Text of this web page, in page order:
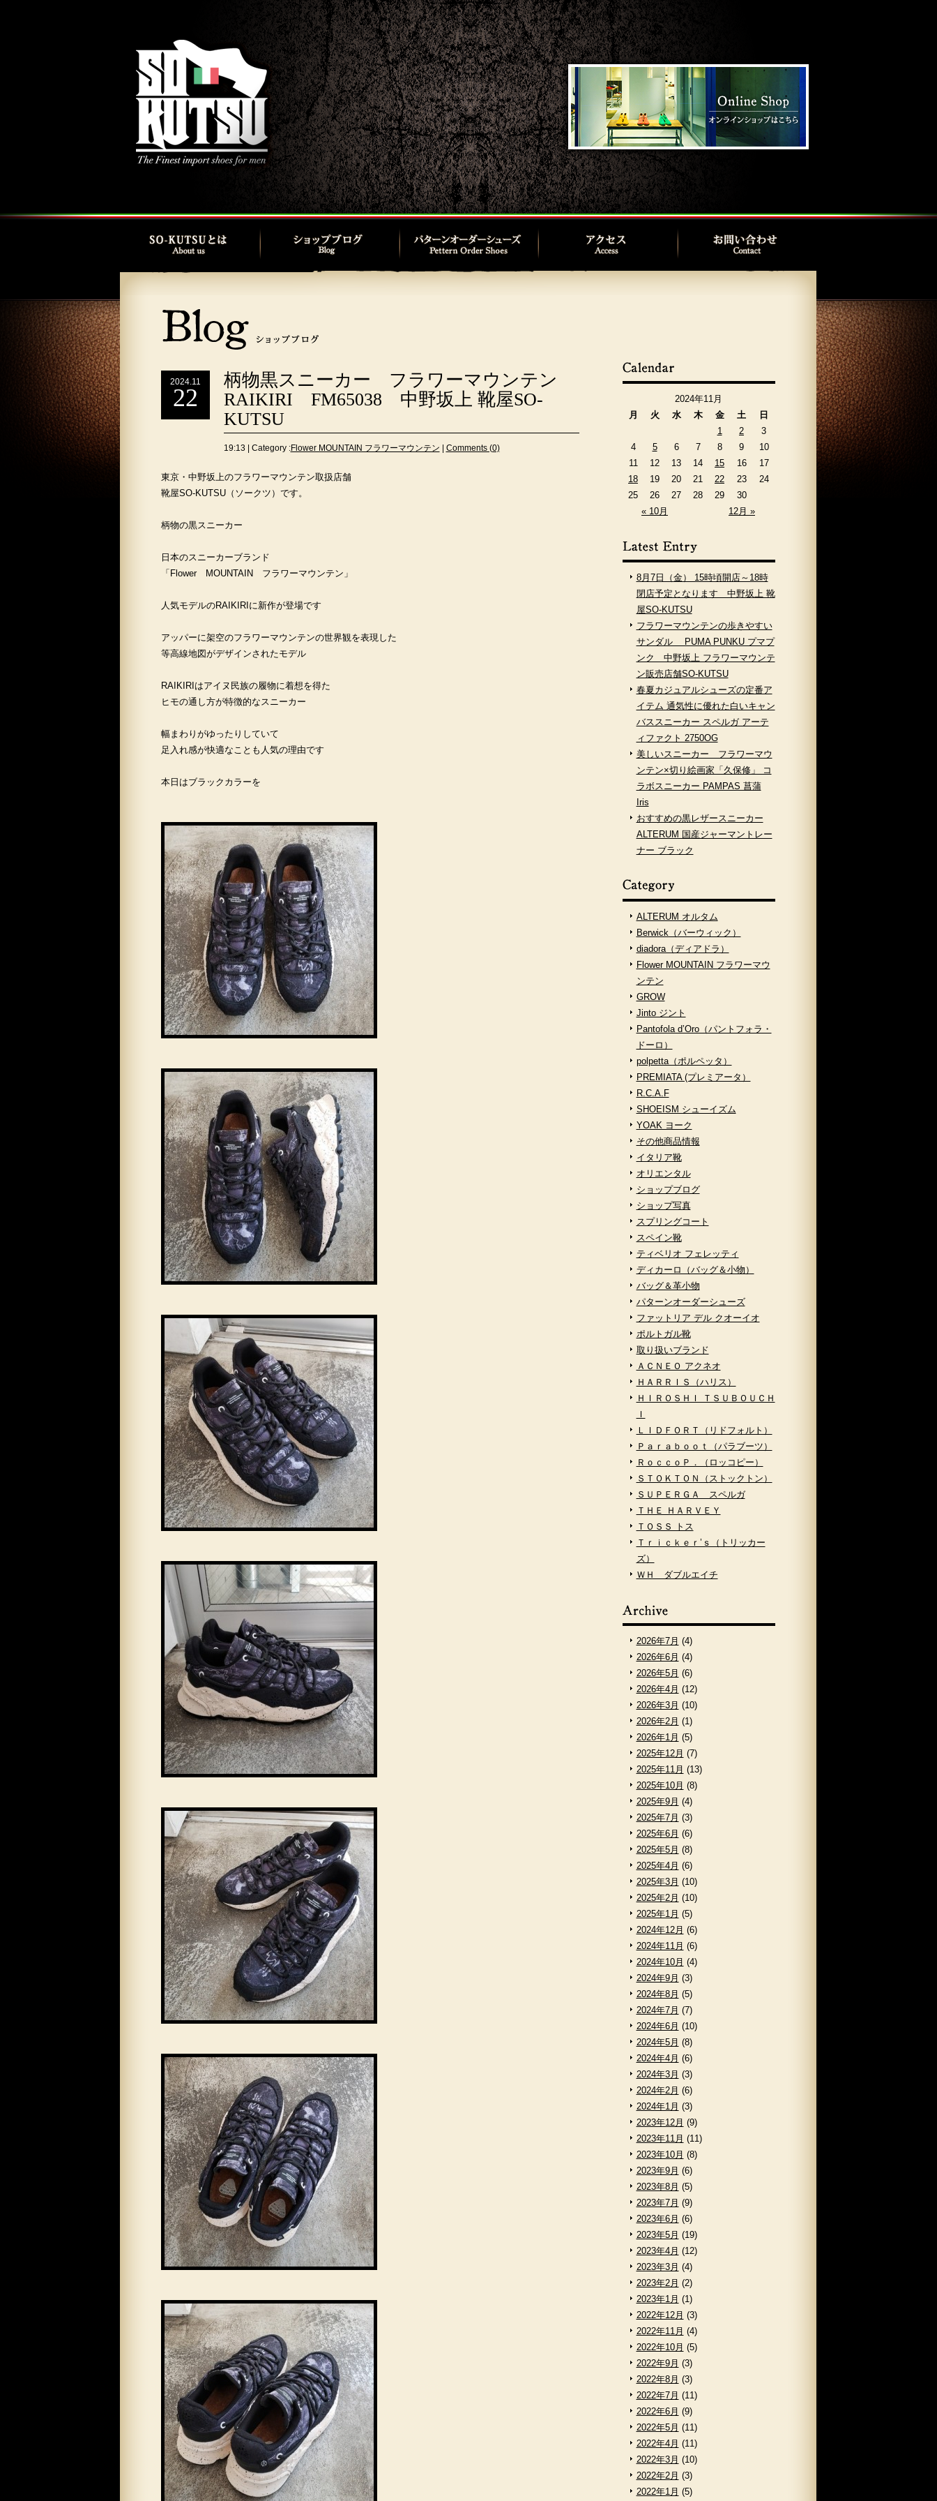
2024.11
22
柄物黒スニーカー フラワーマウンテン
RAIKIRI FM65038 中野坂上 靴屋SO-
KUTSU
19:13 | Category :Flower MOUNTAIN フラワーマウンテン | Comments (0)
東京・中野坂上のフラワーマウンテン取扱店舗
靴屋SO-KUTSU（ソークツ）です。
柄物の黒スニーカー
日本のスニーカーブランド
「Flower MOUNTAIN フラワーマウンテン」
人気モデルのRAIKIRIに新作が登場です
アッパーに架空のフラワーマウンテンの世界観を表現した
等高線地図がデザインされたモデル
RAIKIRIはアイヌ民族の履物に着想を得た
ヒモの通し方が特徴的なスニーカー
幅まわりがゆったりしていて
足入れ感が快適なことも人気の理由です
本日はブラックカラーを
2024年11月
月
火 水 木 金 土 日
« 10月 12月 »
1 2
3
4
5 6 7 8 9
10
11
12 13 14 15 16
17
18
19 20 21 22 23
24
25
26 27 28 29 30
8月7日（金） 15時頃開店～18時
閉店予定となります 中野坂上 靴
屋SO-KUTSU
フラワーマウンテンの歩きやすい
サンダル PUMA PUNKU プマプ
ンク 中野坂上 フラワーマウンテ
ン販売店舗SO-KUTSU
春夏カジュアルシューズの定番ア
イテム 通気性に優れた白いキャン
バススニーカー スペルガ アーテ
ィファクト 2750OG
美しいスニーカー フラワーマウ
ンテン×切り絵画家「久保修」 コ
ラボスニーカー PAMPAS 菖蒲
Iris
おすすめの黒レザースニーカー
ALTERUM 国産ジャーマントレー
ナー ブラック
ALTERUM オルタム
Berwick（バーウィック）
diadora（ディアドラ）
Flower MOUNTAIN フラワーマウ
ンテン
GROW
Jinto ジント
Pantofola d’Oro（パントフォラ・
ドーロ）
polpetta（ポルペッタ）
PREMIATA (プレミアータ）
R.C.A.F
SHOEISM シューイズム
YOAK ヨーク
その他商品情報
イタリア靴
オリエンタル
ショップブログ
ショップ写真
スプリングコート
スペイン靴
ティベリオ フェレッティ
ディカーロ（バッグ＆小物）
バッグ＆革小物
パターンオーダーシューズ
ファットリア デル クオーイオ
ポルトガル靴
取り扱いブランド
ＡＣＮＥＯ アクネオ
ＨＡＲＲＩＳ（ハリス）
ＨＩＲＯＳＨＩ ＴＳＵＢＯＵＣＨ
Ｉ
ＬＩＤＦＯＲＴ（リドフォルト）
Ｐａｒａｂｏｏｔ（パラブーツ）
ＲｏｃｃｏＰ．（ロッコピー）
ＳＴＯＫＴＯＮ（ストックトン）
ＳＵＰＥＲＧＡ スペルガ
ＴＨＥ ＨＡＲＶＥＹ
ＴＯＳＳ トス
Ｔｒｉｃｋｅｒ’ｓ（トリッカー
ズ）
ＷＨ ダブルエイチ
2026年7月 (4)
2026年6月 (4)
2026年5月 (6)
2026年4月 (12)
2026年3月 (10)
2026年2月 (1)
2026年1月 (5)
2025年12月 (7)
2025年11月 (13)
2025年10月 (8)
2025年9月 (4)
2025年7月 (3)
2025年6月 (6)
2025年5月 (8)
2025年4月 (6)
2025年3月 (10)
2025年2月 (10)
2025年1月 (5)
2024年12月 (6)
2024年11月 (6)
2024年10月 (4)
2024年9月 (3)
2024年8月 (5)
2024年7月 (7)
2024年6月 (10)
2024年5月 (8)
2024年4月 (6)
2024年3月 (3)
2024年2月 (6)
2024年1月 (3)
2023年12月 (9)
2023年11月 (11)
2023年10月 (8)
2023年9月 (6)
2023年8月 (5)
2023年7月 (9)
2023年6月 (6)
2023年5月 (19)
2023年4月 (12)
2023年3月 (4)
2023年2月 (2)
2023年1月 (1)
2022年12月 (3)
2022年11月 (4)
2022年10月 (5)
2022年9月 (3)
2022年8月 (3)
2022年7月 (11)
2022年6月 (9)
2022年5月 (11)
2022年4月 (11)
2022年3月 (10)
2022年2月 (3)
2022年1月 (5)